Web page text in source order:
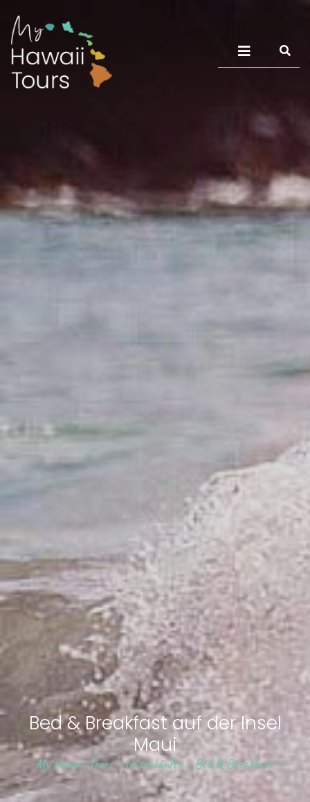
Bed & Breakfast auf der Insel
Maui
My Hawaii Tours•Unterkünfte •Bed & Breakfast•